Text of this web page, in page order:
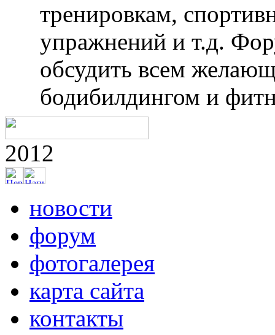
тренировкам,
упражнений и т.д.
обсудить всем
бодибилдингом и
2012
новости
форум
фотогалерея
карта сайта
контакты